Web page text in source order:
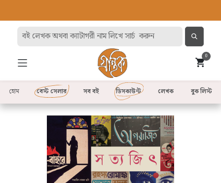
0
হোম বেস্ট সেলার সব বই লেখক
ডিসকাউন্ট বুক লিস্ট